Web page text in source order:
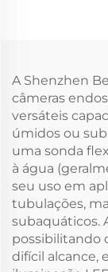
A Shenzhen
câmeras
versáteis
úmidos ou
uma sonda
à água
seu uso em
tubulações,
subaquáticos.
possibilitando
difícil alcance,